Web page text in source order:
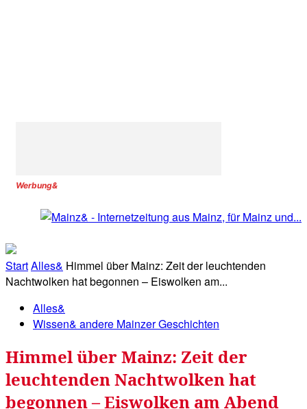
Werbung&
StartAlles& Himmel über Mainz: Zeit der leuchtenden
Nachtwolken hat begonnen – Eiswolken am...
Alles&
Wissen& andere Mainzer Geschichten
Himmel über Mainz: Zeit der
leuchtenden Nachtwolken hat
begonnen – Eiswolken am Abend